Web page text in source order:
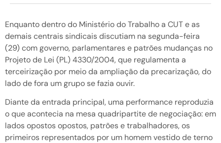
Enquanto dentro do Ministério do Trabalho a CUT e as
demais centrais sindicais discutiam na segunda-feira
(29) com governo, parlamentares e patrões mudanças no
Projeto de Lei (PL) 4330/2004, que regulamenta a
terceirização por meio da ampliação da precarização, do
lado de fora um grupo se fazia ouvir.
Diante da entrada principal, uma performance reproduzia
o que acontecia na mesa quadripartite de negociação: em
lados opostos opostos, patrões e trabalhadores, os
primeiros representados por um homem vestido de terno